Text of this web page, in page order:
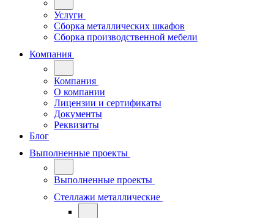
Услуги
Сборка металлических шкафов
Сборка производственной мебели
Компания
Компания
О компании
Лицензии и сертификаты
Документы
Реквизиты
Блог
Выполненные проекты
Выполненные проекты
Стеллажи металлические